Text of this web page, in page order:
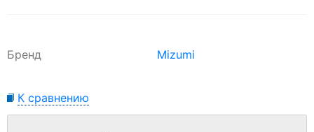
Бренд Mizumi
К сравнению